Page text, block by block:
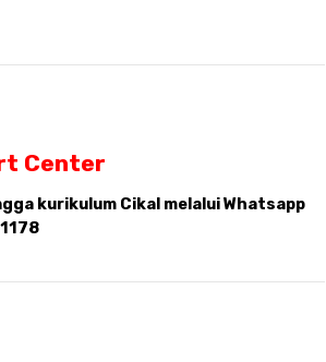
Center
kurikulum Cikal melalui Whatsapp